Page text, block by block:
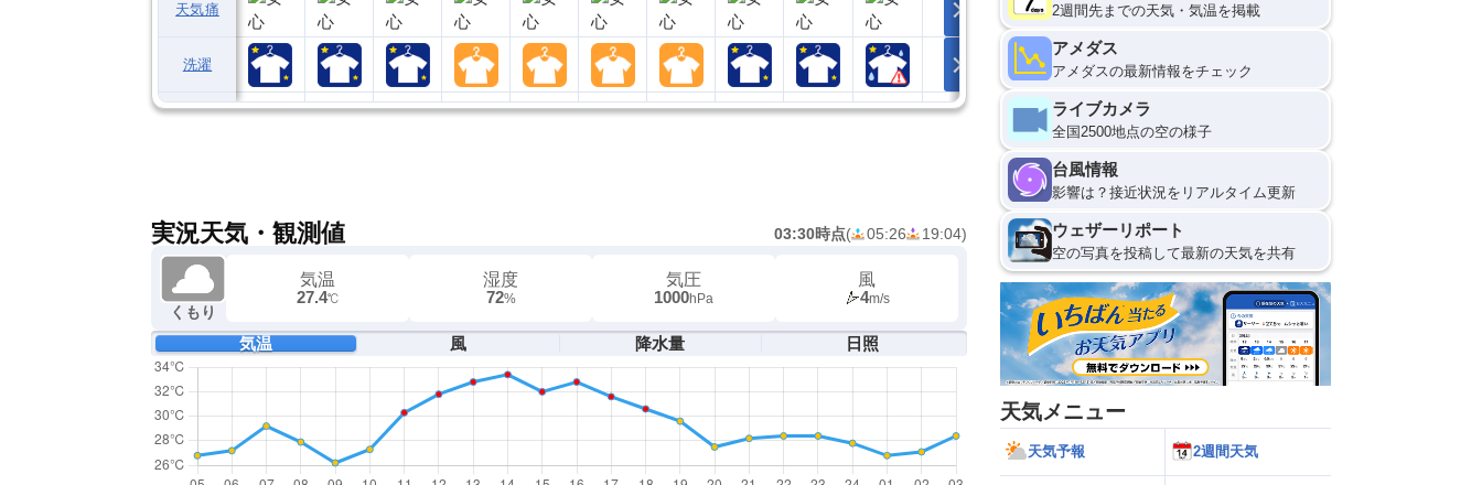
天気痛
洗濯
実況天気・観測値 03:30時点( 05:26 19:04)
くもり
気温
27.4℃
湿度
72%
気圧
1000hPa
風
4m/s
気温 風 降水量 日照
2週間先までの天気・気温を掲載
アメダス
アメダスの最新情報をチェック
ライブカメラ
全国2500地点の空の様子
台風情報
影響は？接近状況をリアルタイム更新
ウェザーリポート
空の写真を投稿して最新の天気を共有
天気メニュー
天気予報 2週間天気